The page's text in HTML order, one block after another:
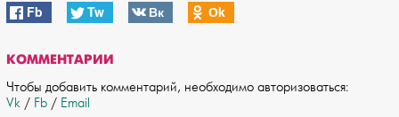
Fb Tw Вк Оk
КОММЕНТАРИИ
Чтобы добавить комментарий, необходимо авторизоваться:
Vk / Fb / Email